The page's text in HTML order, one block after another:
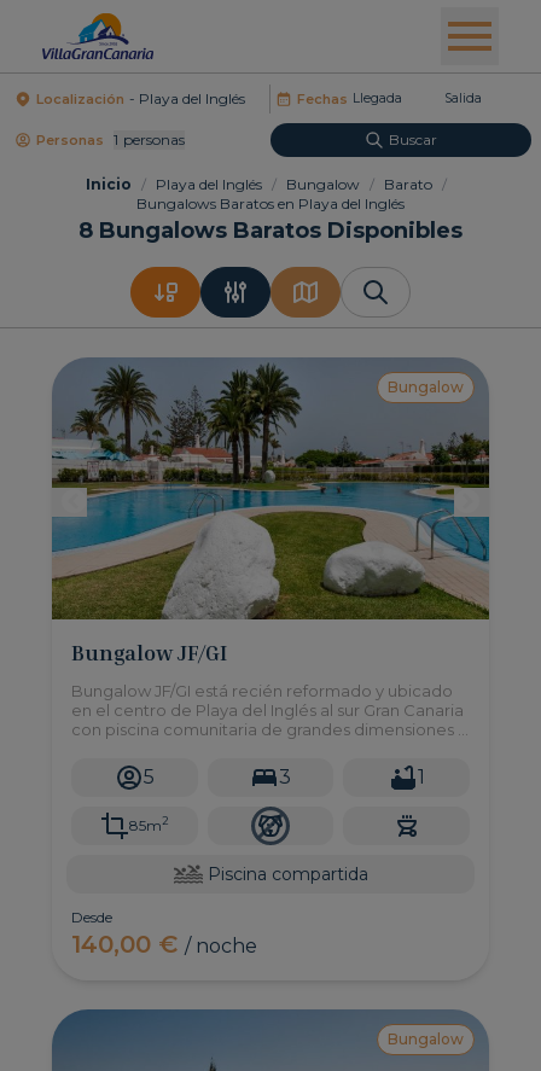
Localización Fechas
Personas 1 Personas Buscar
Inicio / Playa del Inglés / Bungalow / Barato /
Bungalows Baratos en Playa del Inglés
8 Bungalows Baratos Disponibles
Bungalow
Bungalow JF/GI
Bungalow JF/GI está recién reformado y ubicado
en el centro de Playa del Inglés al sur Gran Canaria
con piscina comunitaria de grandes dimensiones y
personas.5 3 1
85m2
Piscina compartida
Desde
140,00 €/ noche
Bungalow